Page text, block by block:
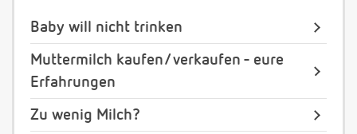
Baby will nicht trinken
Muttermilch kaufen/ verkaufen - eure
Erfahrungen
Zu wenig Milch?